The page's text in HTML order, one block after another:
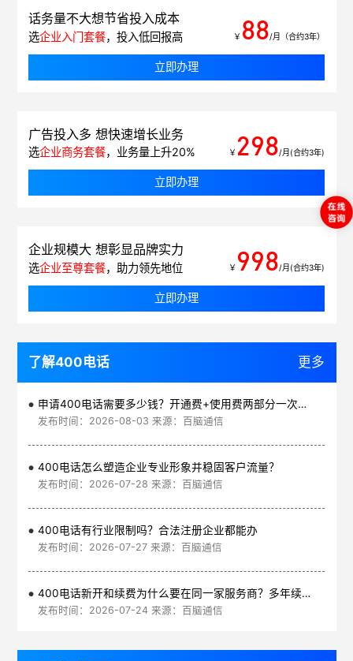
话务量不大想节省投入成本
选企业入门套餐，投入低回报高 ￥ 88/月（合约3年）
立即办理
广告投入多 想快速增长业务
选企业商务套餐，业务量上升20% ￥ 298/月(合约3年)
立即办理
企业规模大 想彰显品牌实力
选企业至尊套餐，助力领先地位 ￥ 998/月(合约3年)
立即办理
了解400电话 更多
申请400电话需要多少钱？开通费+使用费两部分一次讲清
发布时间：2026-08-03 来源：百脑通信
400电话怎么塑造企业专业形象并稳固客户流量？
发布时间：2026-07-28 来源：百脑通信
400电话有行业限制吗？合法注册企业都能办
发布时间：2026-07-27 来源：百脑通信
400电话新开和续费为什么要在同一家服务商？多年续费更划算
发布时间：2026-07-24 来源：百脑通信